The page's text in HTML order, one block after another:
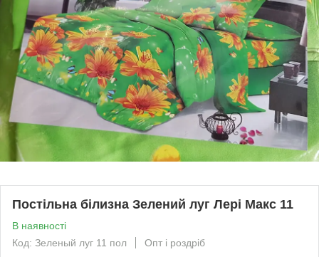
Постільна білизна Зелений луг Лері Макс 11
В наявності
Код: Зеленый луг 11 пол
Опт і роздріб